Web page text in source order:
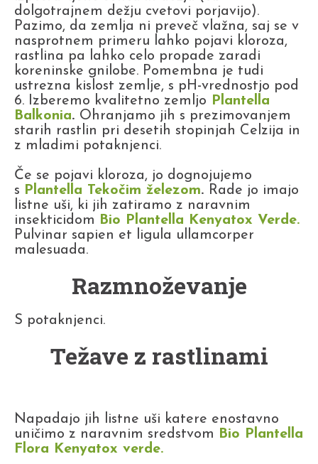
dolgotrajnem dežju cvetovi porjavijo).
Pazimo, da zemlja ni preveč vlažna, saj se v
nasprotnem primeru lahko pojavi kloroza,
rastlina pa lahko celo propade zaradi
koreninske gnilobe. Pomembna je tudi
ustrezna kislost zemlje, s pH-vrednostjo pod
6. Izberemo kvalitetno zemljo Plantella
Balkonia. Ohranjamo jih s prezimovanjem
starih rastlin pri desetih stopinjah Celzija in
z mladimi potaknjenci.
Če se pojavi kloroza, jo dognojujemo
s Plantella Tekočim železom. Rade jo imajo
listne uši, ki jih zatiramo z naravnim
insekticidom Bio Plantella Kenyatox Verde.
Pulvinar sapien et ligula ullamcorper
malesuada.
Razmnoževanje
S potaknjenci.
Težave z rastlinami
Napadajo jih listne uši katere enostavno
uničimo z naravnim sredstvom Bio Plantella
Flora Kenyatox verde.